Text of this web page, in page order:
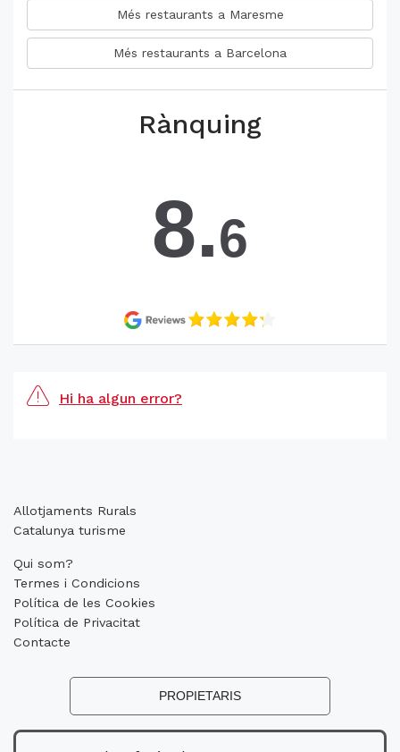
Més restaurants a Maresme
Més restaurants a Barcelona
Rànquing
8.6
Hi ha algun error?
Allotjaments Rurals
Catalunya turisme
Qui som?
Termes i Condicions
Política de les Cookies
Política de Privacitat
Contacte
PROPIETARIS